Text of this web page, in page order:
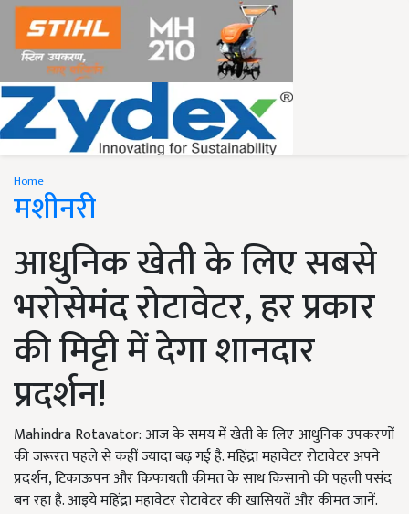
Home
मशीनरी
आधुनिक खेती के लिए सबसे
भरोसेमंद रोटावेटर, हर प्रकार
की मिट्टी में देगा शानदार
प्रदर्शन!
Mahindra Rotavator: आज के समय में खेती के लिए आधुनिक उपकरणों
की जरूरत पहले से कहीं ज्यादा बढ़ गई है. महिंद्रा महावेटर रोटावेटर अपने
प्रदर्शन, टिकाऊपन और किफायती कीमत के साथ किसानों की पहली पसंद
बन रहा है. आइये महिंद्रा महावेटर रोटावेटर की खासियतें और कीमत जानें.